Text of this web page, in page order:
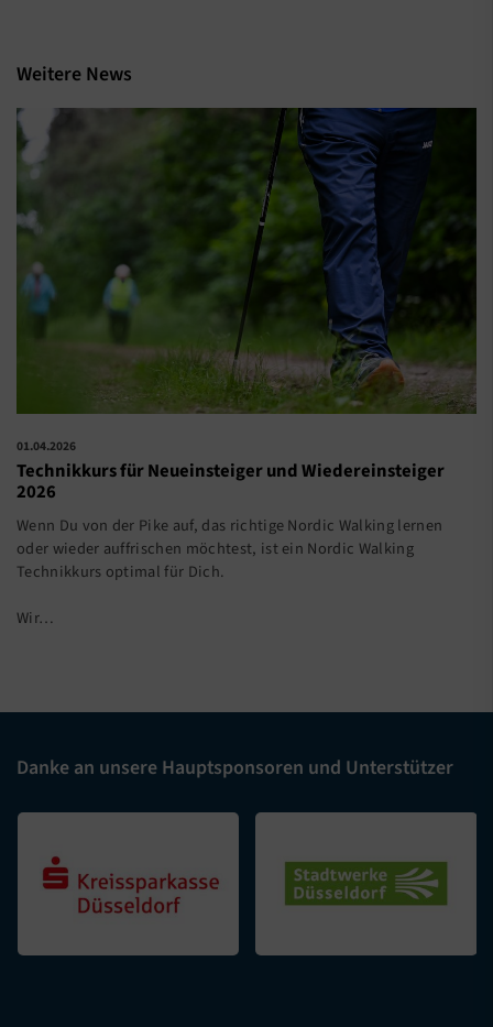
Weitere News
01.04.2026
Technikkurs für Neueinsteiger und Wiedereinsteiger
2026
Wenn Du von der Pike auf, das richtige Nordic Walking lernen
oder wieder auffrischen möchtest, ist ein Nordic Walking
Technikkurs optimal für Dich.
Wir…
Danke an unsere Hauptsponsoren und Unterstützer